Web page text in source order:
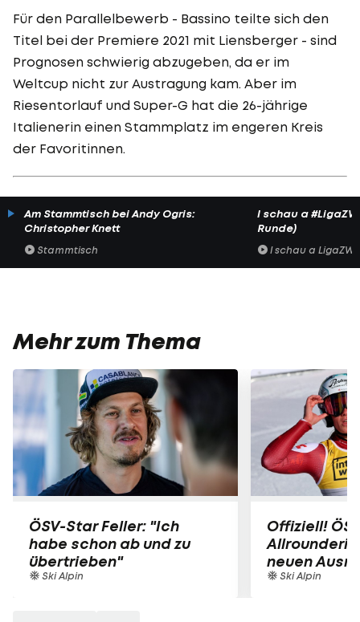
Für den Parallelbewerb - Bassino teilte sich den
Titel bei der Premiere 2021 mit Liensberger - sind
Prognosen schwierig abzugeben, da er im
Weltcup nicht zur Austragung kam. Aber im
Riesentorlauf und Super-G hat die 26-jährige
Italienerin einen Stammplatz im engeren Kreis
der Favoritinnen.
Am Stammtisch bei Andy Ogris:
Christopher Knett
Stammtisch
I schau a
Runde)
I schau a LigaZWA
Mehr zum Thema
ÖSV-Star Feller: "Ich
habe schon ab und zu
übertrieben"
Ski Alpin
Offiziell!
neuen
Ski Alpin